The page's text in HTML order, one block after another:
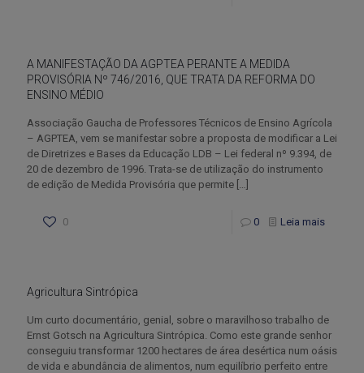
A MANIFESTAÇÃO DA AGPTEA PERANTE A MEDIDA
PROVISÓRIA Nº 746/2016, QUE TRATA DA REFORMA DO
ENSINO MÉDIO
Associação Gaucha de Professores Técnicos de Ensino Agrícola
– AGPTEA, vem se manifestar sobre a proposta de modificar a Lei
de Diretrizes e Bases da Educação LDB – Lei federal nº 9.394, de
20 de dezembro de 1996. Trata-se de utilização do instrumento
de edição de Medida Provisória que permite
0 0 Leia mais
Agricultura Sintrópica
Um curto documentário, genial, sobre o maravilhoso trabalho de
Ernst Gotsch na Agricultura Sintrópica. Como este grande senhor
conseguiu transformar 1200 hectares de área desértica num oásis
de vida e abundância de alimentos, num equilíbrio perfeito entre